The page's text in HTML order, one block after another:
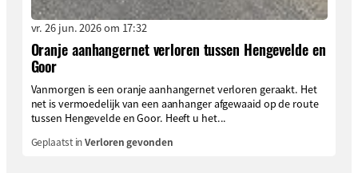
vr. 26 jun. 2026 om 17:32
Oranje aanhangernet verloren tussen Hengevelde en
Goor
Vanmorgen is een oranje aanhangernet verloren geraakt. Het
net is vermoedelijk van een aanhanger afgewaaid op de route
tussen Hengevelde en Goor. Heeft u het...
Geplaatst inVerloren gevonden